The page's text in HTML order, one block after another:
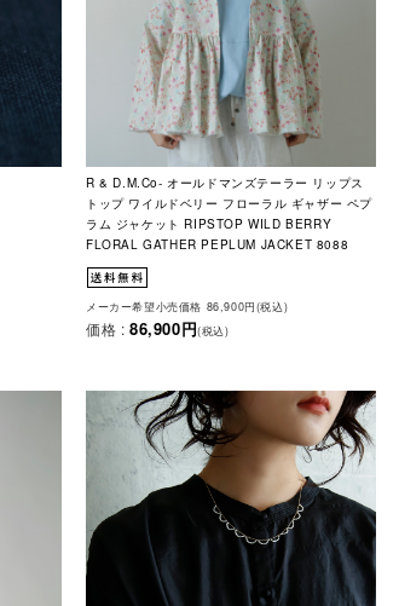
R & D.M.Co- オールドマンズテーラー リップス
トップ ワイルドベリー フローラル ギャザー ペプ
ラム ジャケット RIPSTOP WILD BERRY
FLORAL GATHER PEPLUM JACKET 8088
メーカー希望小売価格 86,900円(税込)
価格 : 86,900円(税込)